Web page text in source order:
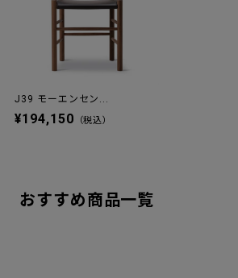
J39 モーエンセン...
¥194,150 （税込）
おすすめ商品一覧